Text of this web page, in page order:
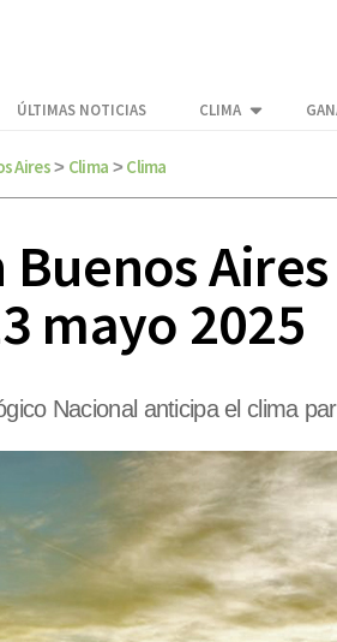
ÚLTIMAS NOTICIAS CLIMA
Aires> Clima > Clima
Buenos
mayo 2025
Nacional anticipa el clima